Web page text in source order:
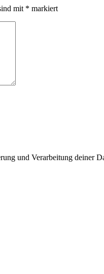
mit * markiert
und Verarbeitung deiner